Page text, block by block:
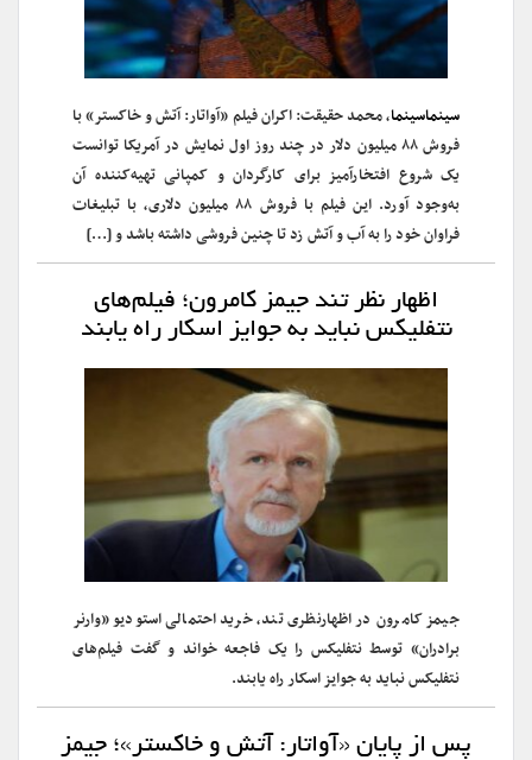
سینماسینما، محمد حقیقت: اکران فیلم «آواتار: آتش و خاکستر» با
فروش ۸۸ میلیون دلار در چند روز اول نمایش در آمریکا توانست
یک شروع افتخارآمیز برای کارگردان و کمپانی تهیه‌کننده آن
به‌وجود آورد. این فیلم با فروش ۸۸ میلیون دلاری، با تبلیغات
فراوان خود را به آب و آتش زد تا چنین فروشی داشته باشد و […]
اظهار نظر تند جیمز کامرون؛ فیلم‌های
نتفلیکس نباید به جوایز اسکار راه یابند
جیمز کامرون در اظهارنظری تند، خرید احتمالی استودیو «وارنر
برادران» توسط نتفلیکس را یک فاجعه خواند و گفت فیلم‌های
نتفلیکس نباید به جوایز اسکار راه یابند.
پس از پایان «آواتار: آتش و خاکستر»؛ جیمز